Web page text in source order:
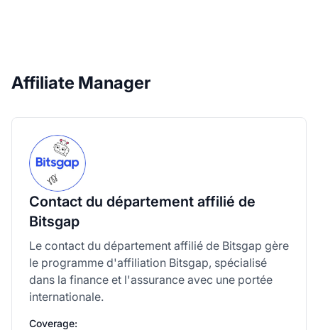
Affiliate Manager
Contact du département affilié de
Bitsgap
Le contact du département affilié de Bitsgap gère
le programme d'affiliation Bitsgap, spécialisé
dans la finance et l'assurance avec une portée
internationale.
Coverage: